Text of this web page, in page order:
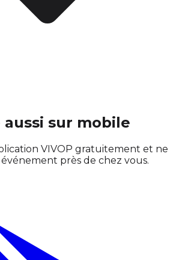
sur mobile
VIVOP gratuitement et ne
près de chez vous.